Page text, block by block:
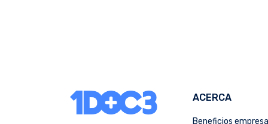
ACERCA
Beneficios